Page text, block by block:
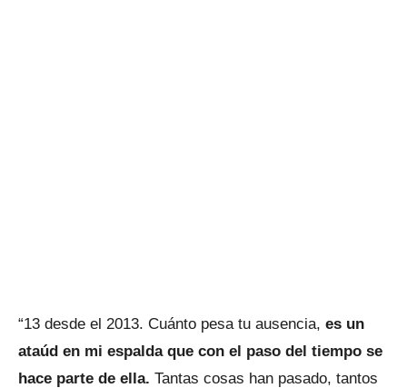
“13 desde el 2013. Cuánto pesa tu ausencia, es un
ataúd en mi espalda que con el paso del tiempo se
hace parte de ella. Tantas cosas han pasado, tantos